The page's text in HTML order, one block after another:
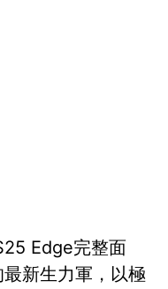
Edge完整面
新生力軍，以極